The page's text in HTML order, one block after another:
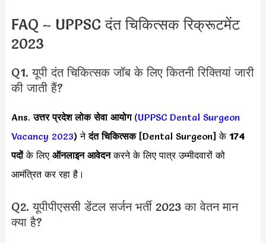
FAQ – UPPSC दंत चिकित्सक रिक्रूटमेंट
2023
Q1. यूपी दंत चिकित्सक जॉब के लिए कितनी रिक्तियां जारी
की जाती हैं?
Ans.उत्तर प्रदेश लोक सेवा आयोग (UPPSC Dental Surgeon
Vacancy 2023) नेदंत चिकित्सक [Dental Surgeon] के174
पदोंके लिए ऑनलाइन आवेदनकरने के लिए पात्र उम्मीदवारों को
आमंत्रित कर रहा है।
Q2. यूपीपीएससी डेंटल सर्जन भर्ती 2023 का वेतन मान
क्या है?